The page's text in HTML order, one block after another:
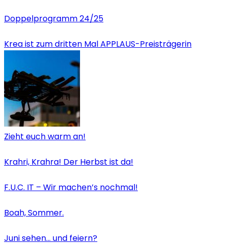
Doppelprogramm 24/25
Krea ist zum dritten Mal APPLAUS-Preisträgerin
Zieht euch warm an!
Krahri, Krahra! Der Herbst ist da!
F.U.C. IT – Wir machen’s nochmal!
Boah, Sommer.
Juni sehen… und feiern?